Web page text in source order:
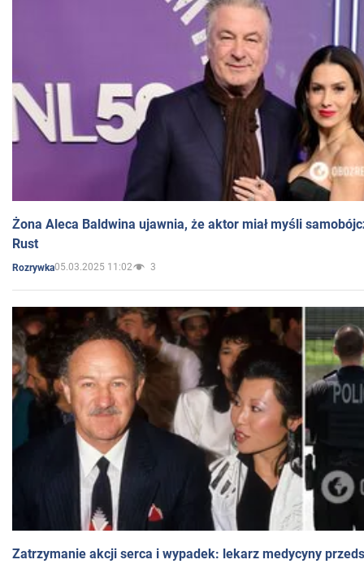
Żona Aleca Baldwina ujawnia, że aktor miał myśli
Rust
Rozrywka05.03.2025 11:02 3
Zatrzymanie akcji serca i wypadek: lekarz medycyny